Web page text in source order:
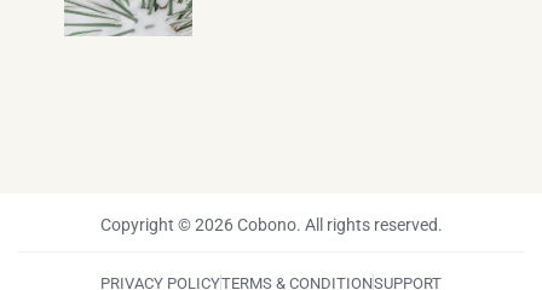
Copyright © 2026 Cobono. All rights reserved.
PRIVACY POLICYTERMS & CONDITIONSUPPORT